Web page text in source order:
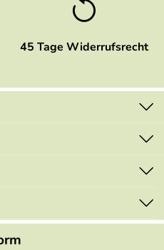
45 Tage Widerrufsrecht